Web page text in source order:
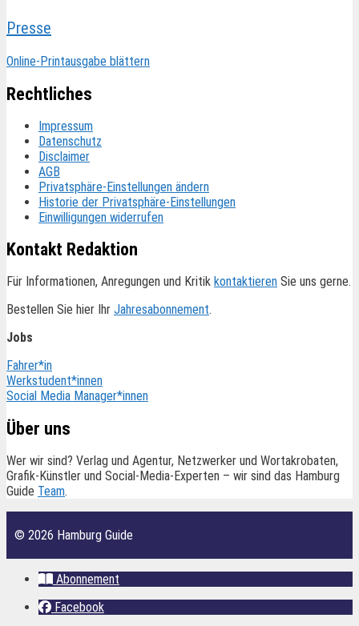
Presse
Online-Printausgabe blättern
Rechtliches
Impressum
Datenschutz
Disclaimer
AGB
Privatsphäre-Einstellungen ändern
Historie der Privatsphäre-Einstellungen
Einwilligungen widerrufen
Kontakt Redaktion
Für Informationen, Anregungen und Kritik kontaktieren Sie uns gerne.
Bestellen Sie hier Ihr Jahresabonnement.
Jobs
Fahrer*in
Werkstudent*innen
Social Media Manager*innen
Über uns
Wer wir sind? Verlag und Agentur, Netzwerker und Wortakrobaten,
Grafik-Künstler und Social-Media-Experten – wir sind das Hamburg
Guide Team.
© 2026 Hamburg Guide
Abonnement
Facebook